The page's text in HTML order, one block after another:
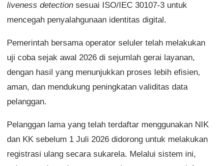
liveness detection sesuai ISO/IEC 30107-3 untuk
mencegah penyalahgunaan identitas digital.
Pemerintah bersama operator seluler telah melakukan
uji coba sejak awal 2026 di sejumlah gerai layanan,
dengan hasil yang menunjukkan proses lebih efisien,
aman, dan mendukung peningkatan validitas data
pelanggan.
Pelanggan lama yang telah terdaftar menggunakan NIK
dan KK sebelum 1 Juli 2026 didorong untuk melakukan
registrasi ulang secara sukarela. Melalui sistem ini,